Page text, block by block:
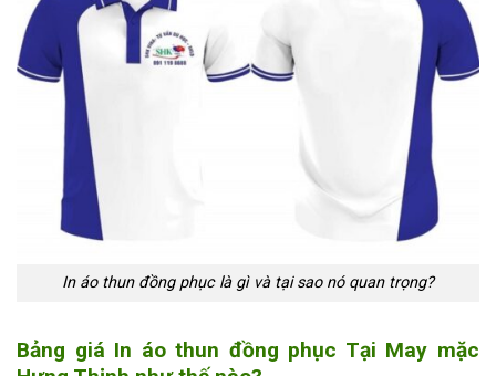
In áo thun đồng phục là gì và tại sao nó quan trọng?
Bảng giá In áo thun đồng phục Tại May mặc